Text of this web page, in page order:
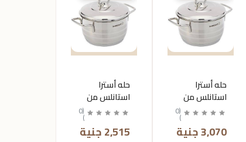
حله أسترا
استانلس من
كركوماز (
0
)
3,070 جنية
حله أسترا
استانلس من
كركوماز (
0
)
2,515 جنية